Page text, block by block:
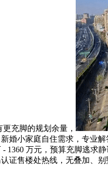
充脚的规划余量，
婚小家庭自住需求，专业
1360 万元，预算充脚逃
证售楼处热线，无叠加、